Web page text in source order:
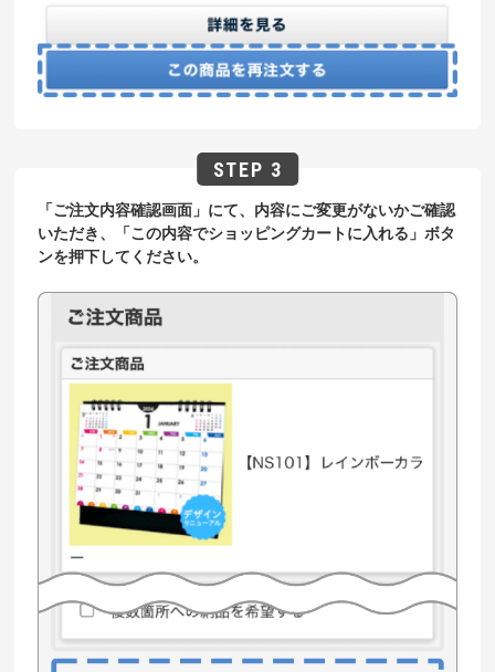
「ご注文内容確認画面」にて、内容にご変更がないかご確認
いただき、「この内容でショッピングカートに入れる」ボタ
ンを押下してください。